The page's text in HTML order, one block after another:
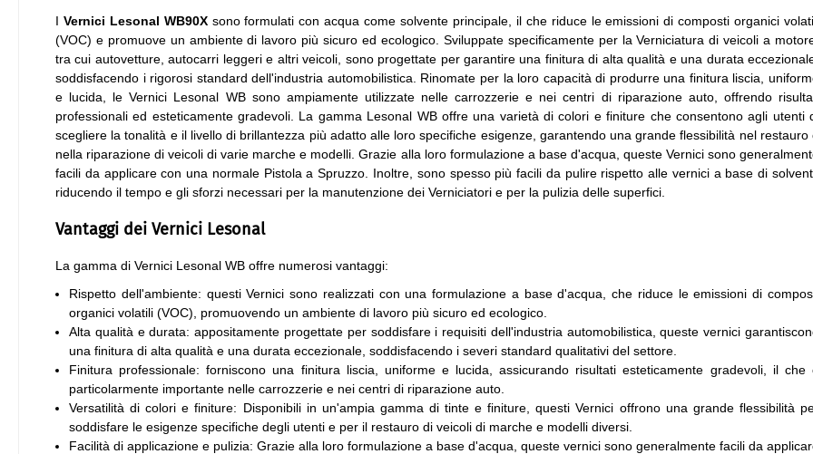
I Vernici Lesonal WB90Xsono formulati con acqua come solvente principale, il che riduce le emissioni di composti organici
(VOC) e promuove un ambiente di lavoro più sicuro ed ecologico. Sviluppate specificamente per la Verniciatura di veicoli a
tra cui autovetture, autocarri leggeri e altri veicoli, sono progettate per garantire una finitura di alta qualità e una durata
soddisfacendo i rigorosi standard dell'industria automobilistica. Rinomate per la loro capacità di produrre una finitura liscia,
e lucida, le Vernici Lesonal WB sono ampiamente utilizzate nelle carrozzerie e nei centri di riparazione auto, offrendo
professionali ed esteticamente gradevoli. La gamma Lesonal WB offre una varietà di colori e finiture che consentono agli utenti
scegliere la tonalità e il livello di brillantezza più adatto alle loro specifiche esigenze, garantendo una grande flessibilità nel restauro
nella riparazione di veicoli di varie marche e modelli. Grazie alla loro formulazione a base d'acqua, queste Vernici sono
facili da applicare con una normale Pistola a Spruzzo. Inoltre, sono spesso più facili da pulire rispetto alle vernici a base di
riducendo il tempo e gli sforzi necessari per la manutenzione dei Verniciatori e per la pulizia delle superfici.
Vantaggi dei Vernici Lesonal
La gamma di Vernici Lesonal WB offre numerosi vantaggi:
Rispetto dell'ambiente: questi Vernici sono realizzati con una formulazione a base d'acqua, che riduce le emissioni di
organici volatili (VOC), promuovendo un ambiente di lavoro più sicuro ed ecologico.
Alta qualità e durata: appositamente progettate per soddisfare i requisiti dell'industria automobilistica, queste vernici
una finitura di alta qualità e una durata eccezionale, soddisfacendo i severi standard qualitativi del settore.
Finitura professionale: forniscono una finitura liscia, uniforme e lucida, assicurando risultati esteticamente gradevoli, il che
particolarmente importante nelle carrozzerie e nei centri di riparazione auto.
Versatilità di colori e finiture: Disponibili in un'ampia gamma di tinte e finiture, questi Vernici offrono una grande flessibilità
soddisfare le esigenze specifiche degli utenti e per il restauro di veicoli di marche e modelli diversi.
Facilità di applicazione e pulizia: Grazie alla loro formulazione a base d'acqua, queste vernici sono generalmente facili da